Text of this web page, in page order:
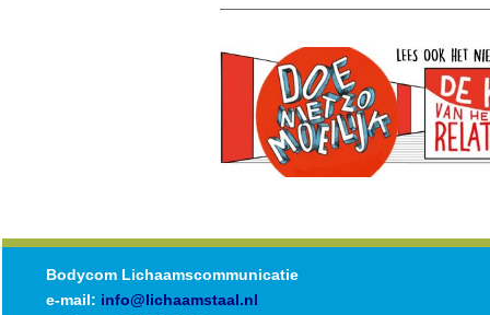
Bodycom Lichaamscommunicatie
e-mail: info@lichaamstaal.nl